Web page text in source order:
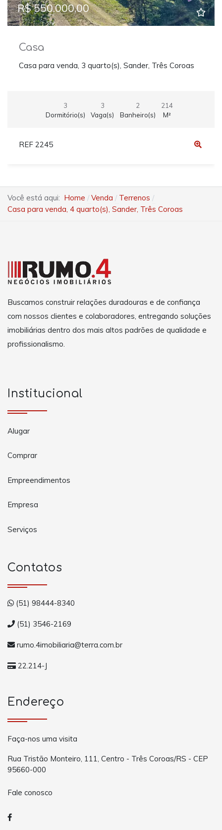
R$ 550.000,00
Casa
Casa para venda, 3 quarto(s), Sander, Três Coroas
3
Dormitório(s)
3
Vaga(s)
2
Banheiro(s)
214
M²
REF 2245
Você está aqui: Home Venda
Terrenos
Casa para venda, 4 quarto(s), Sander, Três Coroas
Buscamos construir relações duradouras e de confiança
com nossos clientes e colaboradores, entregando soluções
imobiliárias dentro dos mais altos padrões de qualidade e
profissionalismo.
Institucional
Alugar
Comprar
Empreendimentos
Empresa
Serviços
Contatos
(51) 98444-8340
(51) 3546-2169
rumo.4imobiliaria@terra.com.br
22.214-J
Endereço
Faça-nos uma visita
Rua Tristão Monteiro, 111, Centro - Três Coroas/RS - CEP
95660-000
Fale conosco